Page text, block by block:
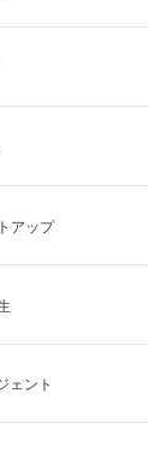
アップ
ェント